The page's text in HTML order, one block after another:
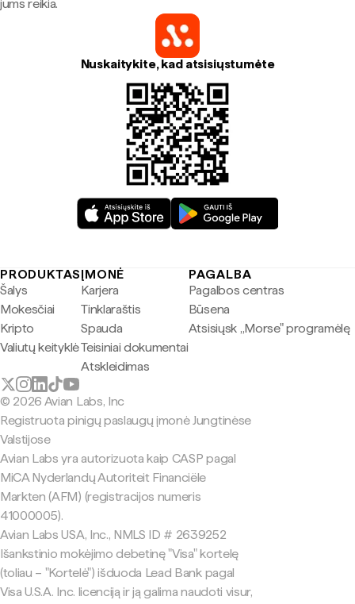
jums reikia.
Nuskaitykite, kad atsisiųstumėte
PRODUKTAS
Šalys
Mokesčiai
Kripto
Valiutų keityklė
ĮMONĖ
Karjera
Tinklaraštis
Spauda
Teisiniai dokumentai
Atskleidimas
PAGALBA
Pagalbos centras
Būsena
Atsisiųsk „Morse" programėlę
© 2026 Avian Labs, Inc
Registruota pinigų paslaugų įmonė Jungtinėse
Valstijose
Avian Labs yra autorizuota kaip CASP pagal
MiCA Nyderlandų Autoriteit Financiële
Markten (AFM) (registracijos numeris
41000005).
Avian Labs USA, Inc., NMLS ID # 2639252
Išankstinio mokėjimo debetinę "Visa" kortelę
(toliau – "Kortelė") išduoda Lead Bank pagal
Visa U.S.A. Inc. licenciją ir ją galima naudoti visur,